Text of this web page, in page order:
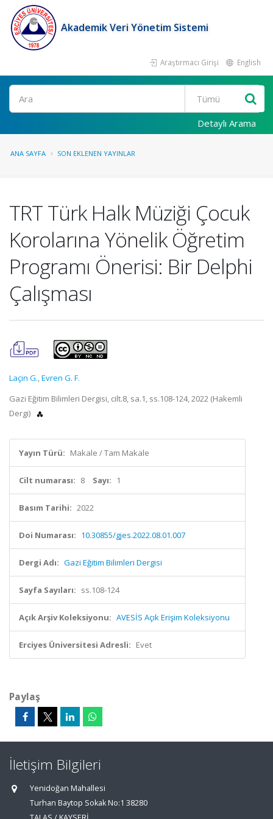
Akademik Veri Yönetim Sistemi
Araştırmacı Girişi English
Ara
Detaylı Arama
ANA SAYFA SON EKLENEN YAYINLAR
TRT Türk Halk Müziği Çocuk
Korolarına Yönelik Öğretim
Programı Önerisi: Bir Delphi
Çalışması
Laçin G.,Evren G. F.
Gazi Eğitim Bilimleri Dergisi, cilt.8, sa.1, ss.108-124, 2022 (Hakemli
Dergi)
Yayın Türü: Makale / Tam Makale
Cilt numarası: 8 Sayı: 1
Basım Tarihi: 2022
Doi Numarası: 10.30855/gjes.2022.08.01.007
Dergi Adı: Gazi Eğitim Bilimleri Dergisi
Sayfa Sayıları: ss.108-124
Açık Arşiv Koleksiyonu: AVESİS Açık Erişim Koleksiyonu
Erciyes Üniversitesi Adresli: Evet
Paylaş
İletişim Bilgileri
Yenidoğan Mahallesi
Turhan Baytop Sokak No:1 38280